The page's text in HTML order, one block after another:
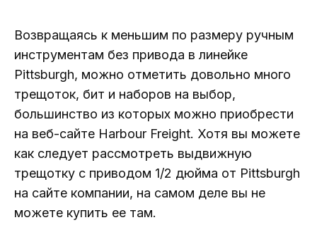
Возвращаясь к меньшим по размеру ручным
инструментам без привода в линейке
Pittsburgh, можно отметить довольно много
трещоток, бит и наборов на выбор,
большинство из которых можно приобрести
на веб-сайте Harbour Freight. Хотя вы можете
как следует рассмотреть выдвижную
трещотку с приводом 1/2 дюйма от Pittsburgh
на сайте компании, на самом деле вы не
можете купить ее там.